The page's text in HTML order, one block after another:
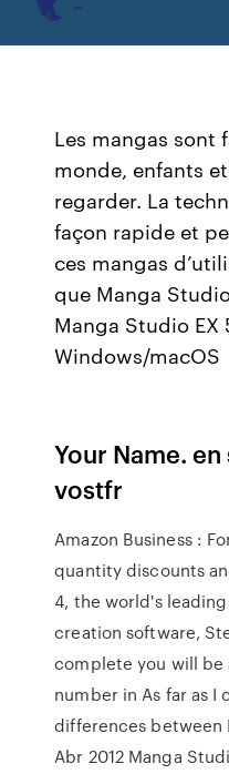
Les mangas sont
monde, enfants
regarder. La
façon rapide et
ces mangas
que Manga
Manga Studio
Windows/macOS
Your Name.
vostfr
Amazon Business :
quantity discounts
4, the world's
creation software,
complete you will be
number in As far as I
differences between
Abr 2012 Manga